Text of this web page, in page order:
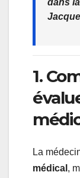
dans
1.
La
médical ,